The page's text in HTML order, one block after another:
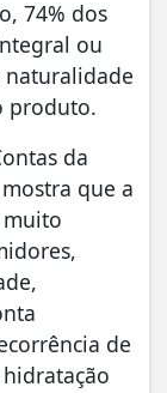
74% dos
ou
naturalidade
produto.
da
que a
de